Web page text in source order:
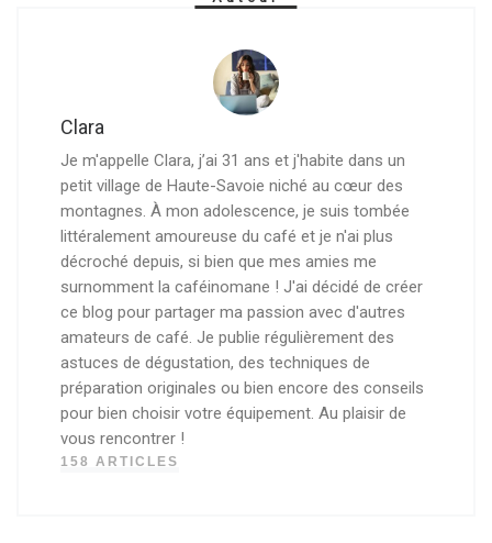
Clara
Je m'appelle Clara, j’ai 31 ans et j'habite dans un
petit village de Haute-Savoie niché au cœur des
montagnes. À mon adolescence, je suis tombée
littéralement amoureuse du café et je n'ai plus
décroché depuis, si bien que mes amies me
surnomment la caféinomane ! J'ai décidé de créer
ce blog pour partager ma passion avec d'autres
amateurs de café. Je publie régulièrement des
astuces de dégustation, des techniques de
préparation originales ou bien encore des conseils
pour bien choisir votre équipement. Au plaisir de
vous rencontrer !
158 ARTICLES